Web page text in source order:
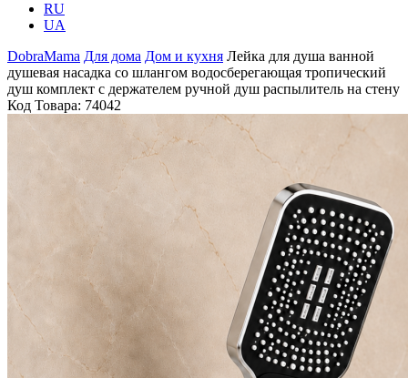
RU
UA
DobraMama Для дома Дом и кухня Лейка для душа ванной
душевая насадка со шлангом водосберегающая тропический
душ комплект с держателем ручной душ распылитель на стену
Код Товара: 74042